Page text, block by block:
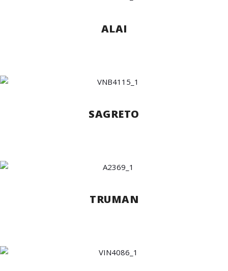
ALAI
SAGRETO
TRUMAN